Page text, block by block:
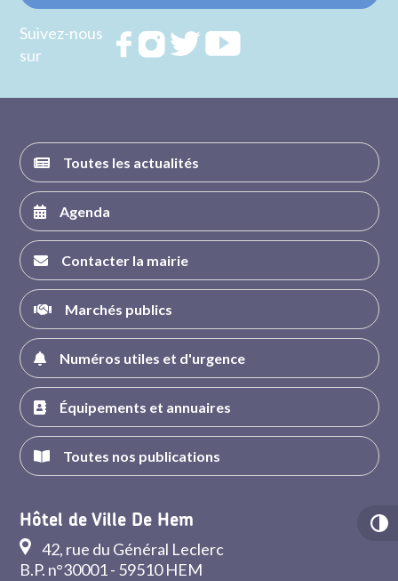
Suivez-nous
sur
RejoignezRejoignezRejoignez
Toutes les actualités
Agenda
Contacter la mairie
Marchés publics
Numéros utiles et d'urgence
Équipements et annuaires
Toutes nos publications
Hôtel de Ville De Hem
42, rue du Général Leclerc
B.P. n°30001 - 59510 HEM